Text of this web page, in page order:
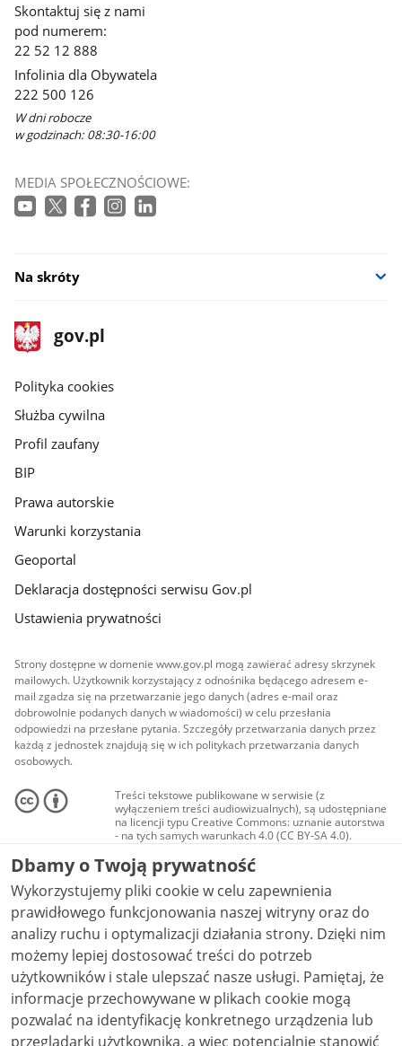
Skontaktuj się z nami
pod numerem:
22 52 12 888
Infolinia dla Obywatela
222 500 126
W dni robocze
w godzinach: 08:30-16:00
MEDIA SPOŁECZNOŚCIOWE:
Na skróty
stopka
gov.pl
Strona
gov.pl
gov.pl
Polityka cookies
Służba cywilna
Profil zaufany
BIP
Prawa autorskie
Warunki korzystania
Geoportal
Deklaracja dostępności serwisu Gov.pl
Ustawienia prywatności
Strony dostępne w domenie www.gov.pl mogą zawierać adresy skrzynek
mailowych. Użytkownik korzystający z odnośnika będącego adresem e-
mail zgadza się na przetwarzanie jego danych (adres e-mail oraz
dobrowolnie podanych danych w wiadomości) w celu przesłania
odpowiedzi na przesłane pytania. Szczegóły przetwarzania danych przez
każdą z jednostek znajdują się w ich politykach przetwarzania danych
osobowych.
Treści tekstowe publikowane w serwisie (z
wyłączeniem treści audiowizualnych), są udostępniane
na licencji typu Creative Commons: uznanie autorstwa
- na tych samych warunkach 4.0 (CC BY-SA 4.0).
Materiały audiowizualne, w tym zdjęcia, materiały
audio i wideo, są udostępniane na licencji typu
Creative Commons: uznanie autorstwa użycie
niekomercyjne - bez utworów zależnych 4.0 (CC BY-
NC-ND 4.0), o ile nie jest to stwierdzone inaczej.
Dbamy o Twoją prywatność
Wykorzystujemy pliki cookie w celu zapewnienia
prawidłowego funkcjonowania naszej witryny oraz do
analizy ruchu i optymalizacji działania strony. Dzięki nim
możemy lepiej dostosować treści do potrzeb
użytkowników i stale ulepszać nasze usługi. Pamiętaj, że
informacje przechowywane w plikach cookie mogą
pozwalać na identyfikację konkretnego urządzenia lub
przeglądarki użytkownika, a więc potencjalnie stanowić